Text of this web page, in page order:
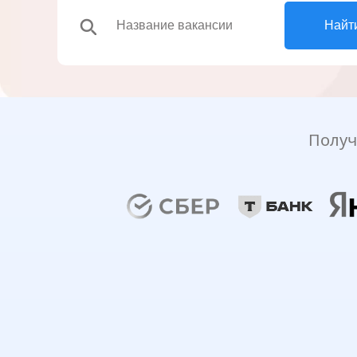
search